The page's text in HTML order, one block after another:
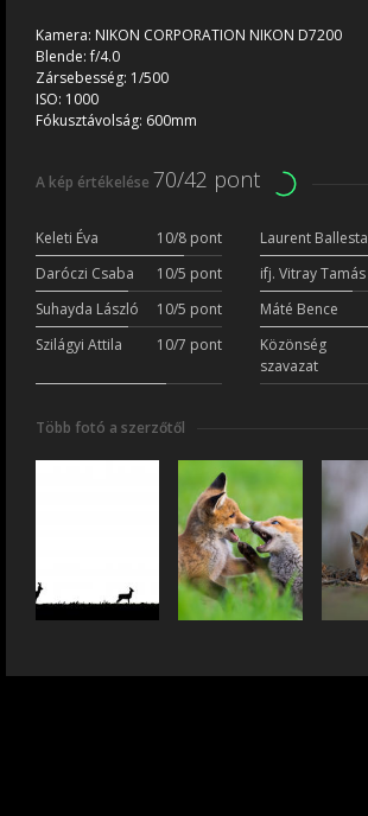
Kamera: NIKON CORPORATION NIKON D7200
Blende:f/4.0
Zársebesség: 1/500
ISO: 1000
Fókusztávolság: 600mm
A kép értékelése 70/42 pont
Keleti Éva 10/8 pont Laurent Ballesta
Daróczi Csaba
10/5 pont ifj. Vitray Tamás
Suhayda László
10/5 pont Máté Bence
Szilágyi Attila
10/7 pont
Közönség
szavazat
Több fotó a szerzőtől